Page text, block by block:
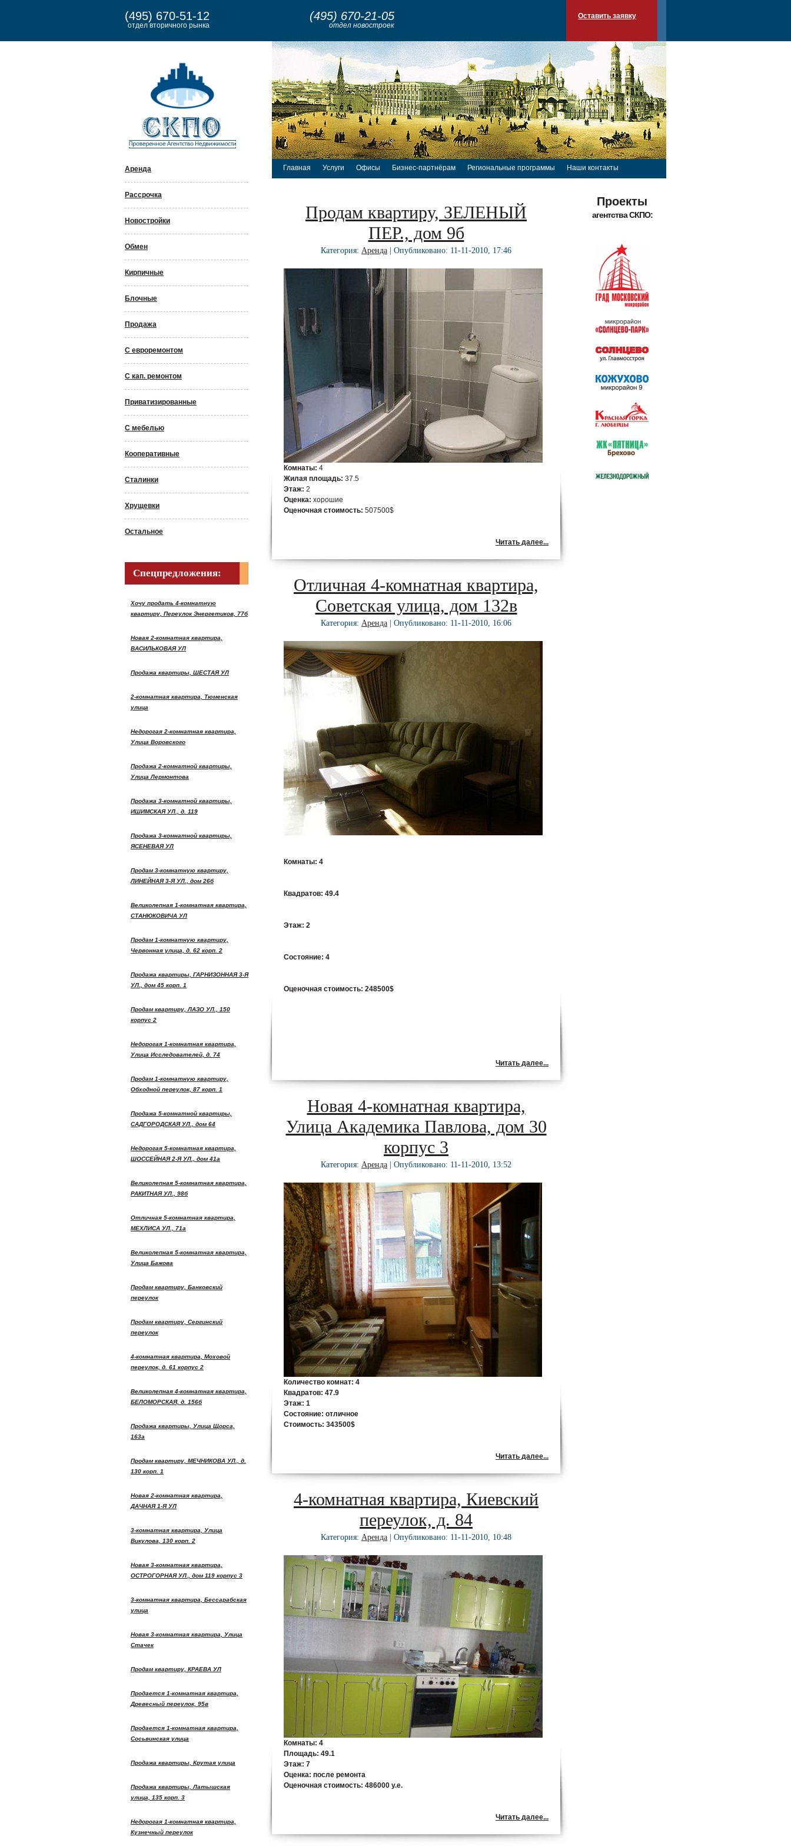
(495) 670-51-12
отдел вторичного рынка
(495) 670-21-05
отдел новостроек
Оставить заявку
Аренда
Рассрочка
Новостройки
Обмен
Кирпичные
Блочные
Продажа
С евроремонтом
С кап. ремонтом
Приватизированные
С мебелью
Кооперативные
Сталинки
Хрущевки
Остальное
Спецпредложения:
Хочу продать 4-комнатную
квартиру, Переулок Энергетиков, 77б
Новая 2-комнатная квартира,
ВАСИЛЬКОВАЯ УЛ
Продажа квартиры, ШЕСТАЯ УЛ
2-комнатная квартира, Тюменская
улица
Недорогая 2-комнатная квартира,
Улица Воровского
Продажа 2-комнатной квартиры,
Улица Лермонтова
Продажа 3-комнатной квартиры,
ИШИМСКАЯ УЛ., д. 119
Продажа 3-комнатной квартиры,
ЯСЕНЕВАЯ УЛ
Продам 3-комнатную квартиру,
ЛИНЕЙНАЯ 3-Я УЛ., дом 26б
Великолепная 1-комнатная квартира,
СТАНЮКОВИЧА УЛ
Продам 1-комнатную квартиру,
Червонная улица, д. 62 корп. 2
Продажа квартиры, ГАРНИЗОННАЯ 3-Я
УЛ., дом 45 корп. 1
Продам квартиру, ЛАЗО УЛ., 150
корпус 2
Недорогая 1-комнатная квартира,
Улица Исследователей, д. 74
Продам 1-комнатную квартиру,
Обходной переулок, 87 корп. 1
Продажа 5-комнатной квартиры,
САДГОРОДСКАЯ УЛ., дом 64
Недорогая 5-комнатная квартира,
ШОССЕЙНАЯ 2-Я УЛ., дом 41а
Великолепная 5-комнатная квартира,
РАКИТНАЯ УЛ., 98б
Отличная 5-комнатная квартира,
МЕХЛИСА УЛ., 71а
Великолепная 5-комнатная квартира,
Улица Бажова
Продам квартиру, Банковский
переулок
Продам квартиру, Сергинский
переулок
4-комнатная квартира, Моховой
переулок, д. 61 корпус 2
Великолепная 4-комнатная квартира,
БЕЛОМОРСКАЯ, д. 156б
Продажа квартиры, Улица Щорса,
163а
Продам квартиру, МЕЧНИКОВА УЛ., д.
130 корп. 1
Новая 2-комнатная квартира,
ДАЧНАЯ 1-Я УЛ
3-комнатная квартира, Улица
Викулова, 130 корп. 2
Новая 3-комнатная квартира,
ОСТРОГОРНАЯ УЛ., дом 119 корпус 3
3-комнатная квартира, Бессарабская
улица
Новая 3-комнатная квартира, Улица
Стачек
Продам квартиру, КРАЕВА УЛ
Продается 1-комнатная квартира,
Древесный переулок, 95в
Продается 1-комнатная квартира,
Сосьвинская улица
Продажа квартиры, Крутая улица
Продажа квартиры, Латышская
улица, 135 корп. 3
Недорогая 1-комнатная квартира,
Кузнечный переулок
Главная Услуги Офисы Бизнес-партнёрам Региональные программы Наши контакты
Продам квартиру, ЗЕЛЕНЫЙ
ПЕР., дом 9б
Категория: Аренда | Опубликовано: 11-11-2010, 17:46
Комнаты: 4
Жилая площадь: 37.5
Этаж: 2
Оценка: хорошие
Оценочная стоимость: 507500$
Читать далее...
Отличная 4-комнатная квартира,
Советская улица, дом 132в
Категория: Аренда | Опубликовано: 11-11-2010, 16:06
Комнаты: 4
Квадратов: 49.4
Этаж: 2
Состояние: 4
Оценочная стоимость: 248500$
Читать далее...
Новая 4-комнатная квартира,
Улица Академика Павлова, дом 30
корпус 3
Категория: Аренда | Опубликовано: 11-11-2010, 13:52
Количество комнат: 4
Квадратов: 47.9
Этаж: 1
Состояние: отличное
Стоимость: 343500$
Читать далее...
4-комнатная квартира, Киевский
переулок, д. 84
Категория: Аренда | Опубликовано: 11-11-2010, 10:48
Комнаты: 4
Площадь: 49.1
Этаж: 7
Оценка: после ремонта
Оценочная стоимость: 486000 у.е.
Читать далее...
Проекты
агентства СКПО: